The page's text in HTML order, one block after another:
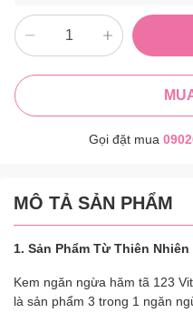
Gọi đặt mua
MÔ TẢ SẢN PHẨM
1. Sản Phẩm Từ Thiên Nhiên
Kem ngăn ngừa hăm tã 123
là sản phẩm 3 trong 1 ngăn